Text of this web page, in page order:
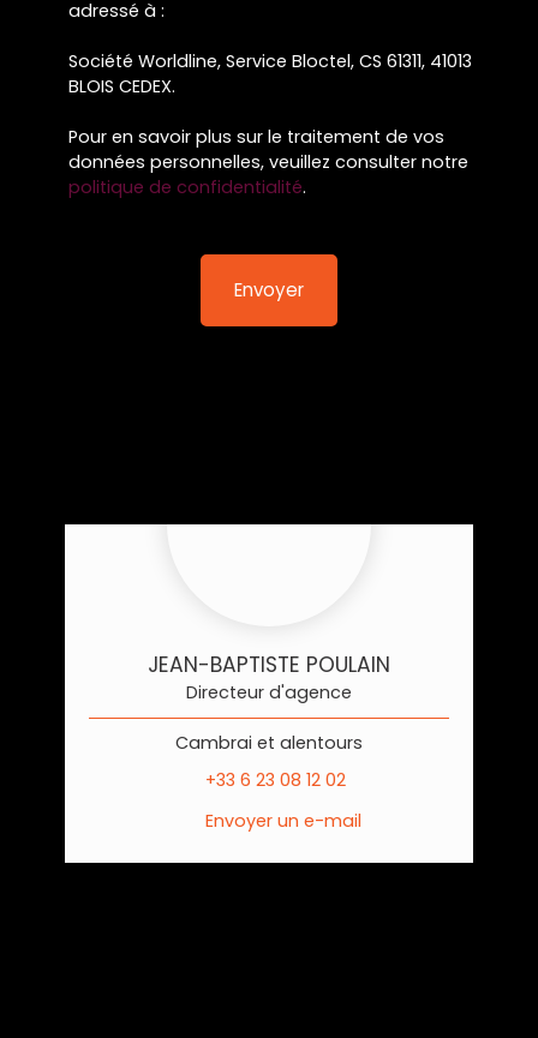
adressé à :
Société Worldline, Service Bloctel, CS 61311, 41013
BLOIS CEDEX.
Pour en savoir plus sur le traitement de vos
données personnelles, veuillez consulter notre
politique de confidentialité.
Envoyer
JEAN-BAPTISTE POULAIN
Directeur d'agence
Cambrai et alentours
+33 6 23 08 12 02
Envoyer un e-mail